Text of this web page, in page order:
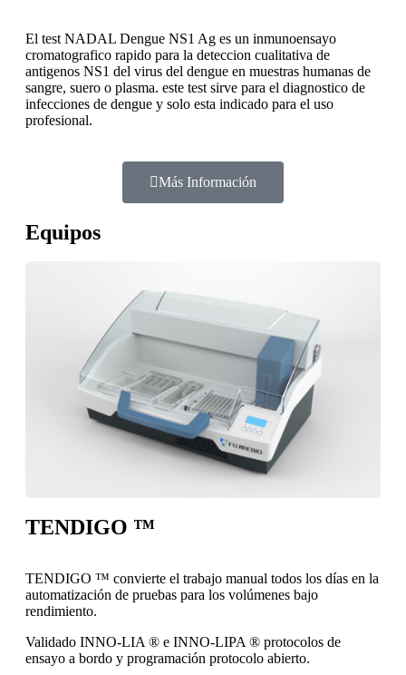
El test NADAL Dengue NS1 Ag es un inmunoensayo
cromatografico rapido para la deteccion cualitativa de
antigenos NS1 del virus del dengue en muestras humanas de
sangre, suero o plasma. este test sirve para el diagnostico de
infecciones de dengue y solo esta indicado para el uso
profesional.
Más Información
Equipos
TENDIGO ™
TENDIGO ™ convierte el trabajo manual todos los días en la
automatización de pruebas para los volúmenes bajo
rendimiento.
Validado INNO-LIA ® e INNO-LIPA ® protocolos de
ensayo a bordo y programación protocolo abierto.